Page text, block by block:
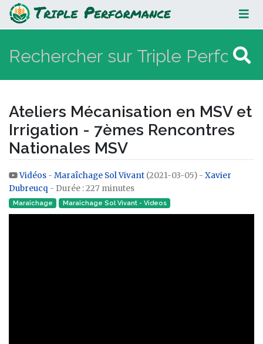
Ateliers Mécanisation en MSV et
Irrigation - 7èmes Rencontres
Nationales MSV
Ateliers Mécanisation en MSV et
Irrigation - 7èmes Rencontres
Nationales MSV
Aller à :navigation,rechercher
Vidéos - Maraîchage Sol Vivant (2021-03-05) - Xavier
Dubreucq - Durée : 227 minutes
Maraîchage Maraîchage Sol Vivant - Videos